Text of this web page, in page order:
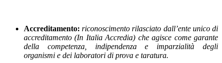
Accreditamento: riconoscimento rilasciato dall’ente unico di
accreditamento (In Italia Accredia) che agisce come garante
della competenza, indipendenza e imparzialità degli
organismi e dei laboratori di prova e taratura.